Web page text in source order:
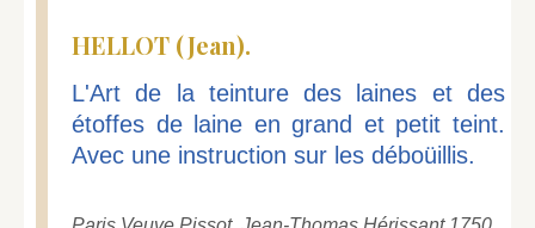
HELLOT (Jean).
L'Art de la teinture des laines et des
étoffes de laine en grand et petit teint.
Avec une instruction sur les déboüillis.